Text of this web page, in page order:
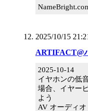
2025/10/15
ARTIFACT@
2025-10-14
イヤホンの低
場合、イヤー
よう
AV オーディ